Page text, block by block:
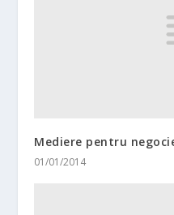
Mediere pentru
01/01/2014